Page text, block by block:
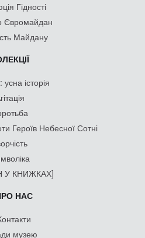
Гідності
Євромайдан
Майдану
історія
Героїв Небесної Сотні
У КНИЖКАХ]
НАС
музею